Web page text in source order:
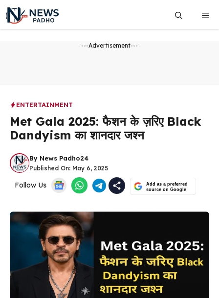
Skip
to
content
---Advertisement---
ENTERTAINMENT
Met Gala 2025: फैशन के ज़रिए Black
Dandyism का शानदार जश्न
By News Padho24
Published On: May 6, 2025
Follow Us
Add as a preferred
source on Google